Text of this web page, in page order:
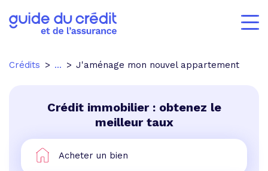
Crédits ... J'aménage mon nouvel appartement
Crédit immobilier : obtenez le
meilleur taux
Acheter un bien